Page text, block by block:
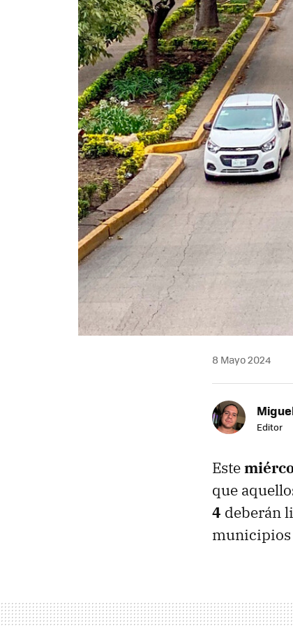
8 Mayo 2024
Editor
Este
que
4 deberán
municipios